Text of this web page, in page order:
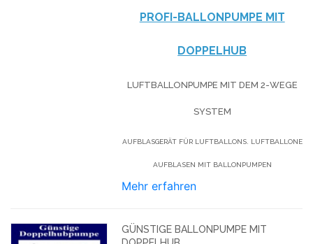
PROFI-BALLONPUMPE MIT
DOPPELHUB
LUFTBALLONPUMPE MIT DEM 2-WEGE
SYSTEM
AUFBLASGERÄT FÜR LUFTBALLONS. LUFTBALLONE
AUFBLASEN MIT BALLONPUMPEN
Mehr erfahren
GÜNSTIGE BALLONPUMPE MIT